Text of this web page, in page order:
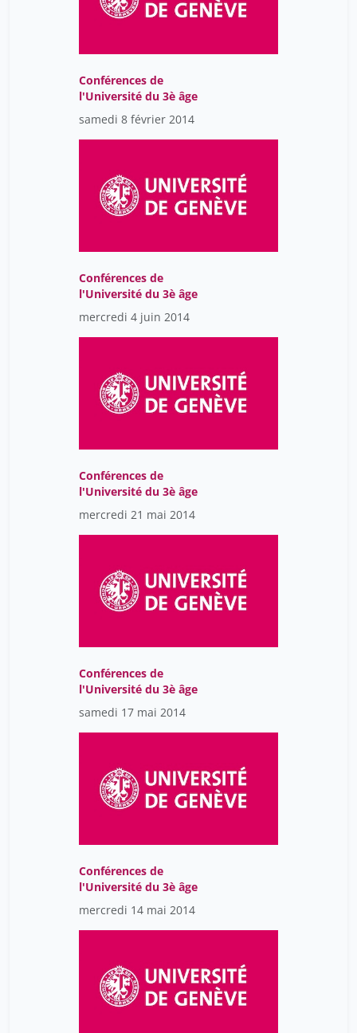
Conférences de
l'Université du 3è âge
samedi 8 février 2014
Conférences de
l'Université du 3è âge
mercredi 4 juin 2014
Conférences de
l'Université du 3è âge
mercredi 21 mai 2014
Conférences de
l'Université du 3è âge
samedi 17 mai 2014
Conférences de
l'Université du 3è âge
mercredi 14 mai 2014